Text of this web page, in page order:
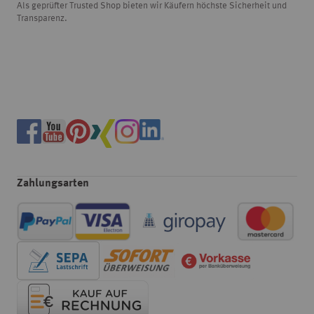
Als geprüfter Trusted Shop bieten wir Käufern höchste Sicherheit und
Transparenz.
Zahlungsarten